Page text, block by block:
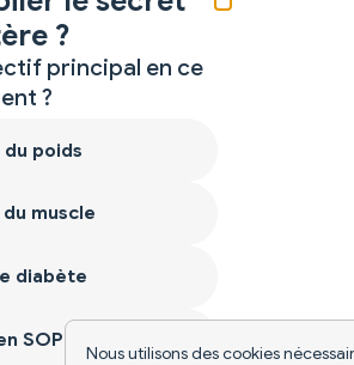
Nous utilisons des cookies
?
principal en ce
?
poids
muscle
diabète
SOPK